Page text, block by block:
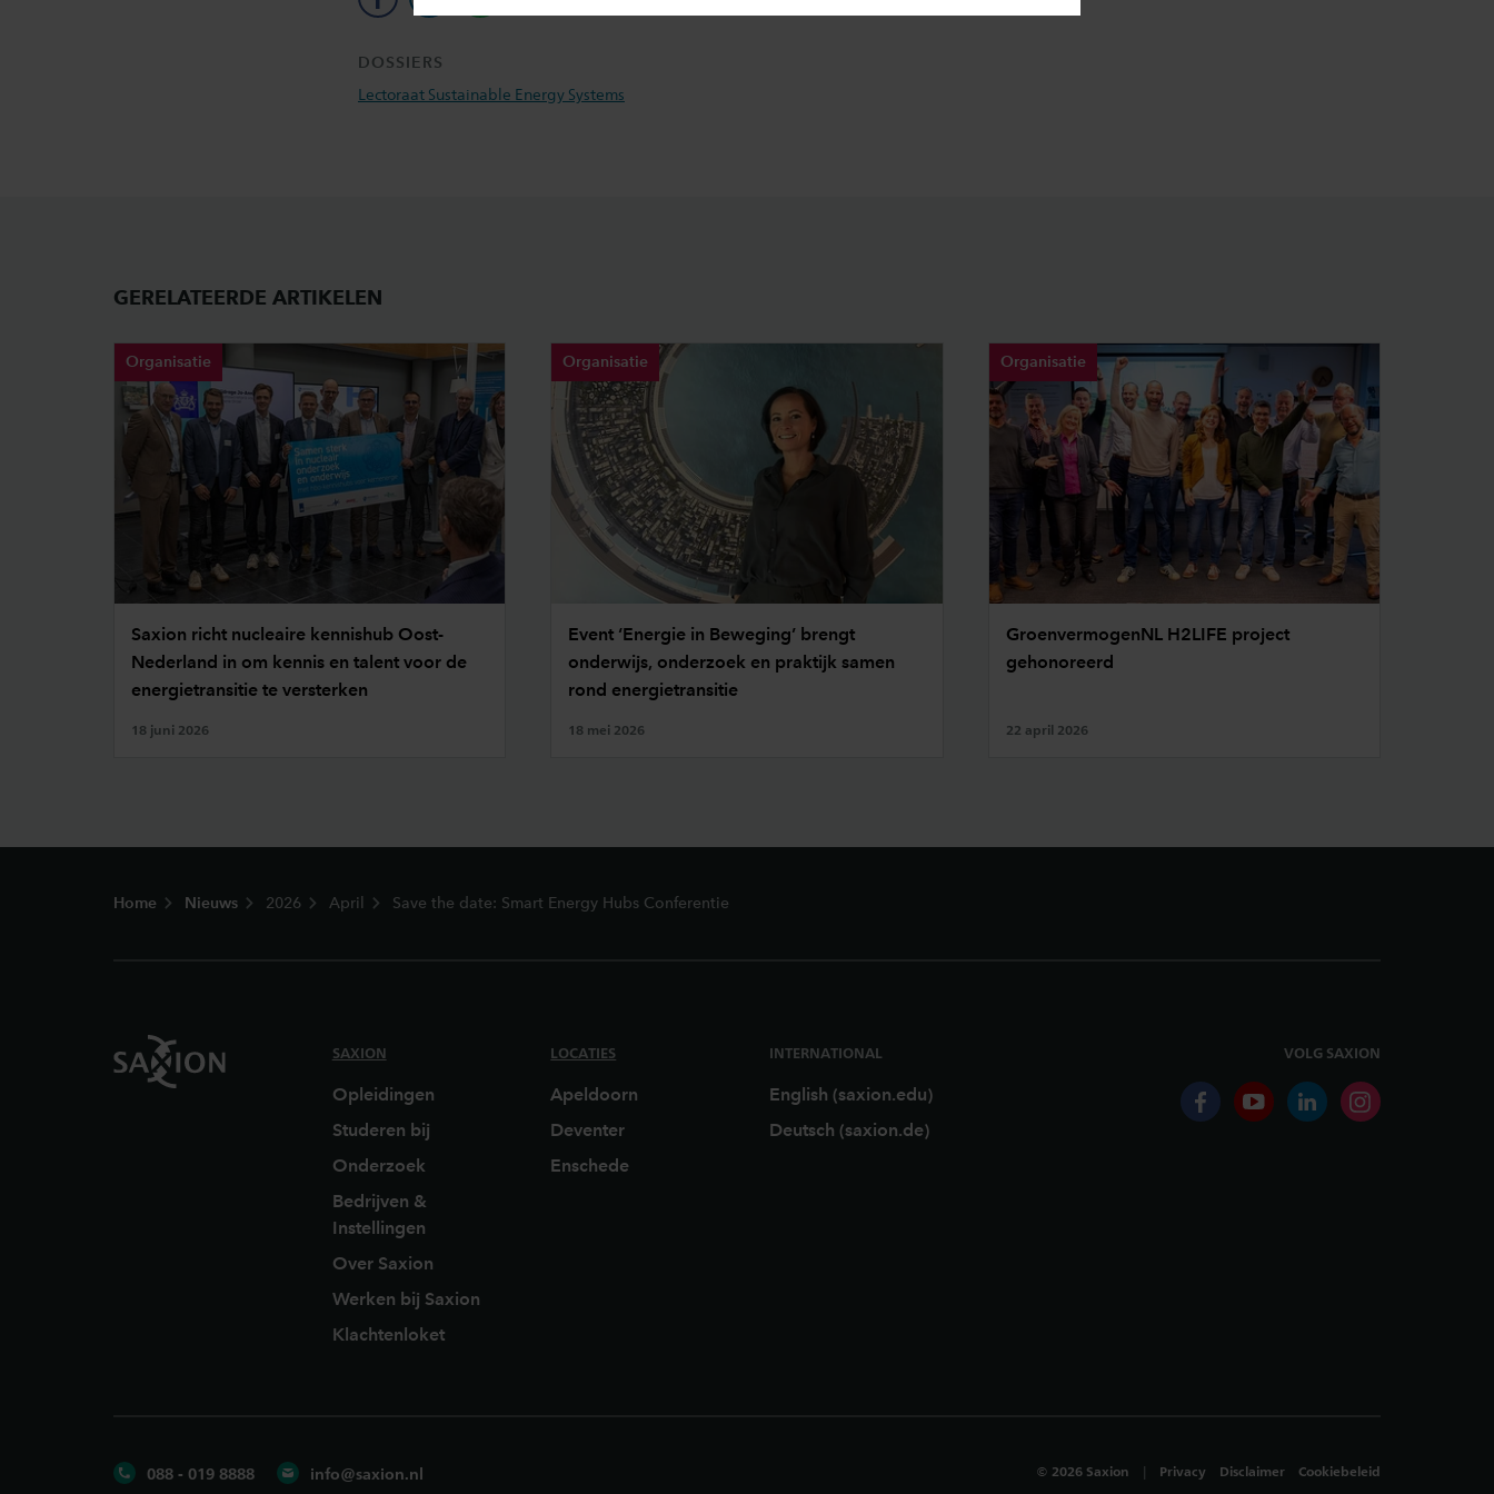
facebook
DOSSIERS
Lectoraat Sustainable Energy Systems
GERELATEERDE ARTIKELEN
Organisatie
Saxion richt nucleaire kennishub Oost-
Nederland in om kennis en talent voor de
energietransitie te versterken
18 juni 2026
Organisatie
Event ‘Energie in Beweging’ brengt
onderwijs, onderzoek en praktijk samen
rond energietransitie
18 mei 2026
Organisatie
GroenvermogenNL H2LIFE project
gehonoreerd
22 april 2026
Home Nieuws 2026 April Save the date: Smart Energy Hubs Conferentie
SAXION
Opleidingen
Studeren bij
Onderzoek
Bedrijven &
Instellingen
Over Saxion
Werken bij Saxion
Klachtenloket
LOCATIES
Apeldoorn
Deventer
Enschede
INTERNATIONAL
English (saxion.edu)
Deutsch (saxion.de)
VOLG SAXION
facebookyoutubelinkedininstagram
088 - 019 8888 info@saxion.nl © 2026 Saxion Privacy Disclaimer Cookiebeleid